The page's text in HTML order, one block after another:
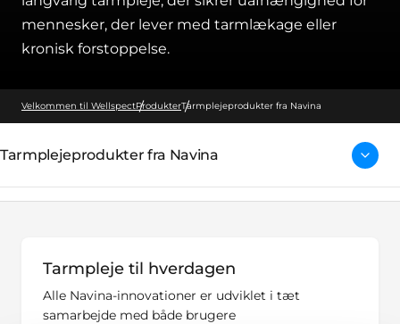
mennesker, der lever med tarmlækage eller
kronisk forstoppelse.
Velkommen til WellspectProdukterTarmplejeprodukter fra Navina
Tarmplejeprodukter fra Navina
Tarmpleje til hverdagen
Alle Navina-innovationer er udviklet i tæt
samarbejde med både brugere